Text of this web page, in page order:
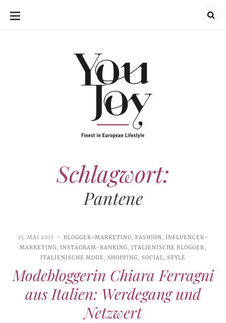
SKIP
Schlagwort:
Pantene
15. MAI 2017 BLOGGER-MARKETING, FASHION,INFLUENCER-
MARKETING, INSTAGRAM-RANKING,ITALIENISCHE BLOGGER,
ITALIENISCHE MODE,SHOPPING, SOCIAL, STYLE
Modebloggerin Chiara Ferragni
aus Italien: Werdegang und
Netzwert